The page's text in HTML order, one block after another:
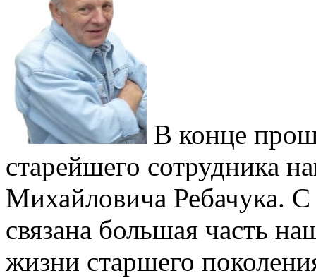
В конце
старейшего сотрудника
Михайловича Ребачука.
связана большая часть
жизни старшего